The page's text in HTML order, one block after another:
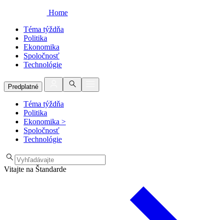
Home
Téma týždňa
Politika
Ekonomika
Spoločnosť
Technológie
Predplatné
Téma týždňa
Politika
Ekonomika >
Spoločnosť
Technológie
Vitajte na Štandarde